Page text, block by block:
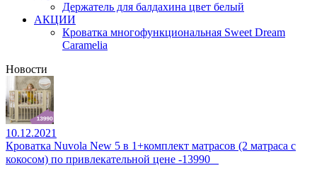
Держатель для балдахина цвет белый
АКЦИИ
Кроватка многофункциональная Sweet Dream
Caramelia
Новости
10.12.2021
Кроватка Nuvola New 5 в 1+комплект матрасов (2 матраса с
кокосом) по привлекательной цене -13990⠀